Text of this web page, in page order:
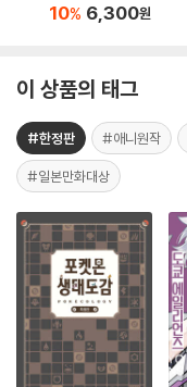
10% 6,300원
이 상품의 태그
#한정판 #애니원작
#일본만화대상